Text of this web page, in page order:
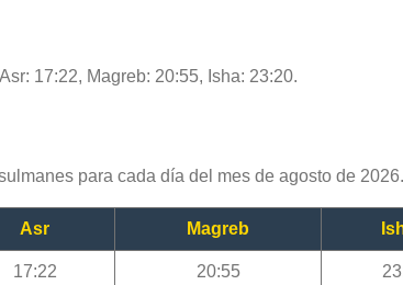
17:22, Magreb: 20:55, Isha: 23:20.
para cada día del mes de agosto de 2026.
Asr Magreb
17:22 20:55